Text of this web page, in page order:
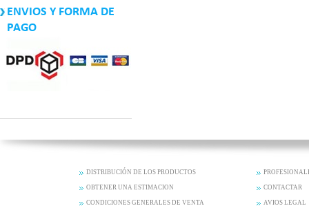
ENVIOS Y FORMA DE
PAGO
DISTRIBUCIÓN DE LOS PRODUCTOS
OBTENER UNA ESTIMACION CONTACTAR
CONDICIONES GENERALES DE VENTA AVIOS LEGAL